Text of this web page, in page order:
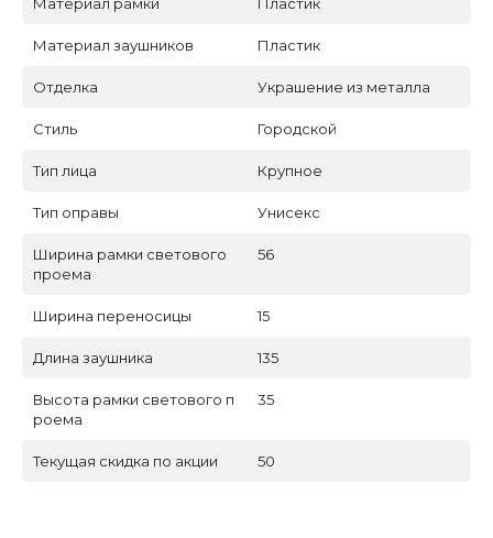
Материал заушников Пластик
Отделка Украшение из металла
Стиль Городской
Тип лица Крупное
Тип оправы Унисекс
Ширина рамки светового
проема
56
Ширина переносицы 15
Длина заушника 135
Высота рамки светового п
роема
35
Текущая скидка по акции 50